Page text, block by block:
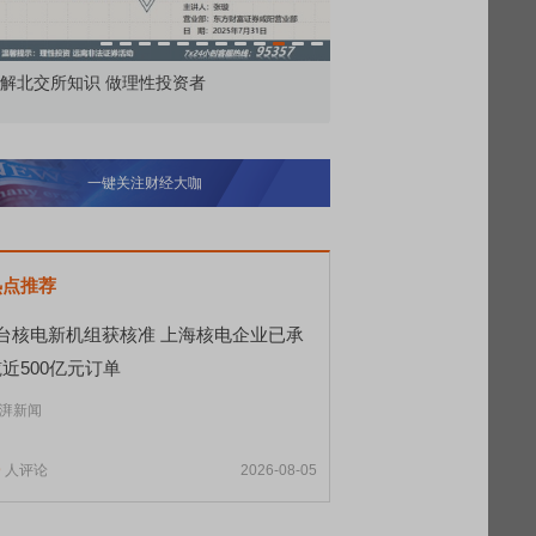
理性投资者
一键关注财经大咖
推荐
核电新机组获核准 上海核电企业已承
500亿元订单
新闻
人评论 2026-08-05